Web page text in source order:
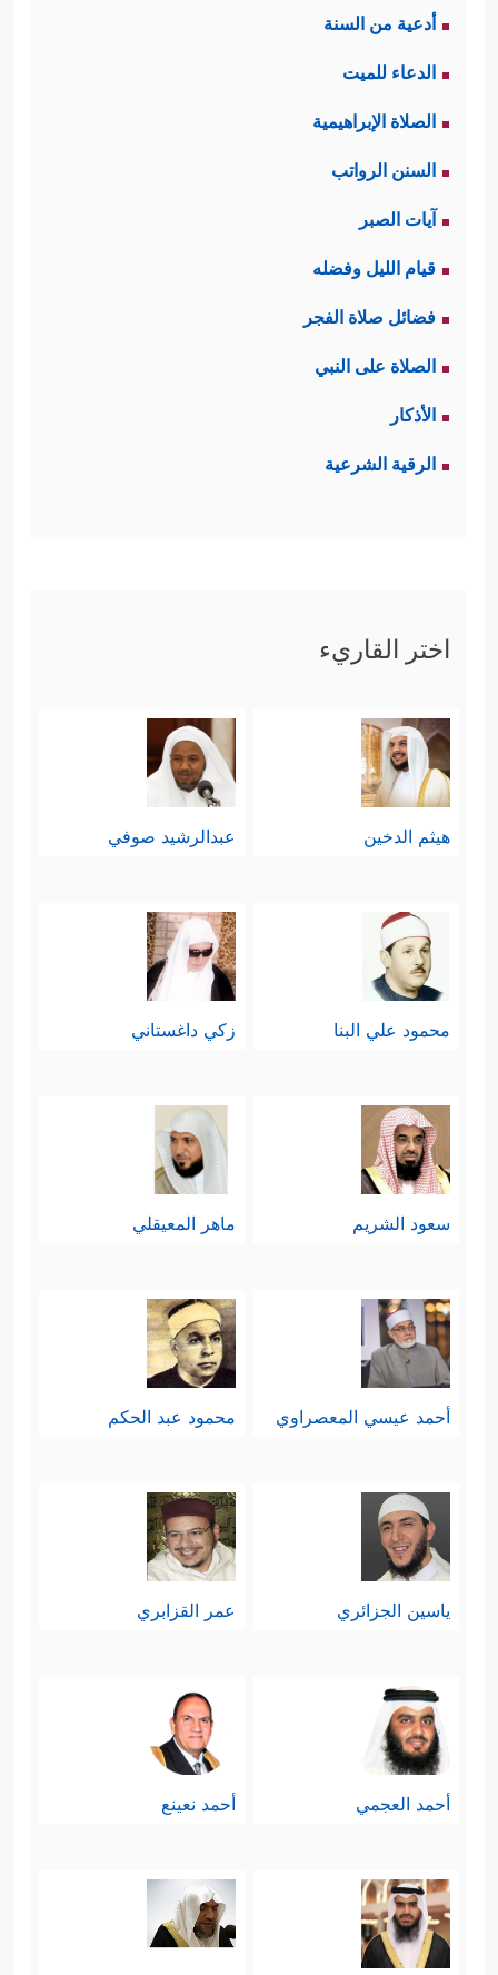
أدعية من السنة
الدعاء للميت
الصلاة الإبراهيمية
السنن الرواتب
آيات الصبر
قيام الليل وفضله
فضائل صلاة الفجر
الصلاة على النبي
الأذكار
الرقية الشرعية
اختر القاريء
هيثم الدخين عبدالرشيد صوفي
محمود علي البنا زكي داغستاني
سعود الشريم ماهر المعيقلي
أحمد عيسي المعصراوي محمود عبد الحكم
ياسين الجزائري عمر القزابري
أحمد العجمي أحمد نعينع